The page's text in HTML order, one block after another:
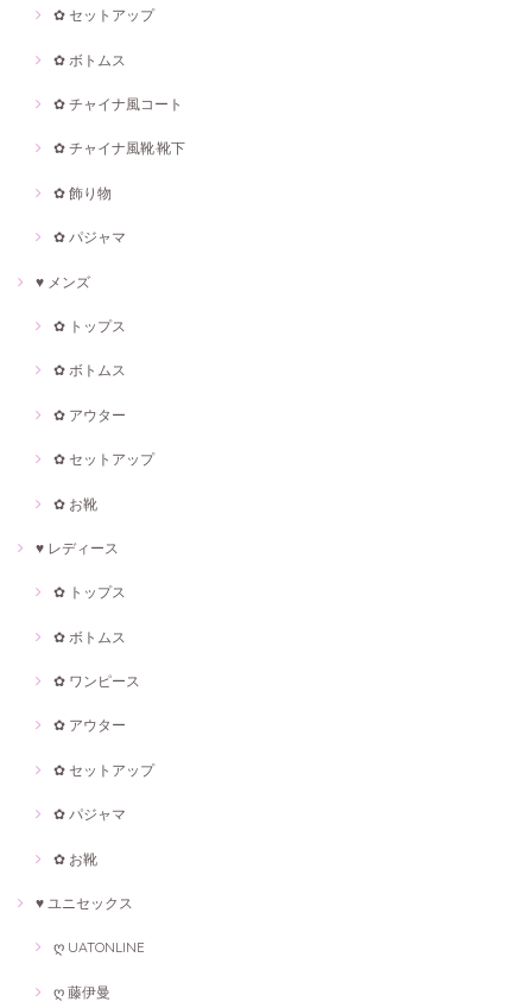
✿ セットアップ
✿ ボトムス
✿ チャイナ風コート
✿ チャイナ風靴·靴下
✿ 飾り物
✿ パジャマ
♥ メンズ
✿ トップス
✿ ボトムス
✿ アウター
✿ セットアップ
✿ お靴
♥ レディース
✿ トップス
✿ ボトムス
✿ ワンピース
✿ アウター
✿ セットアップ
✿ パジャマ
✿ お靴
♥ ユニセックス
ღ UATONLINE
ღ 藤伊曼